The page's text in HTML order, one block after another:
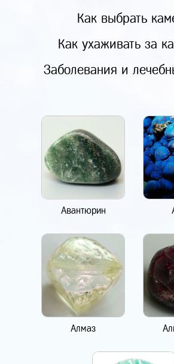
Как выбрать
Как ухаживать за
Заболевания и
Авантюрин
Алмаз